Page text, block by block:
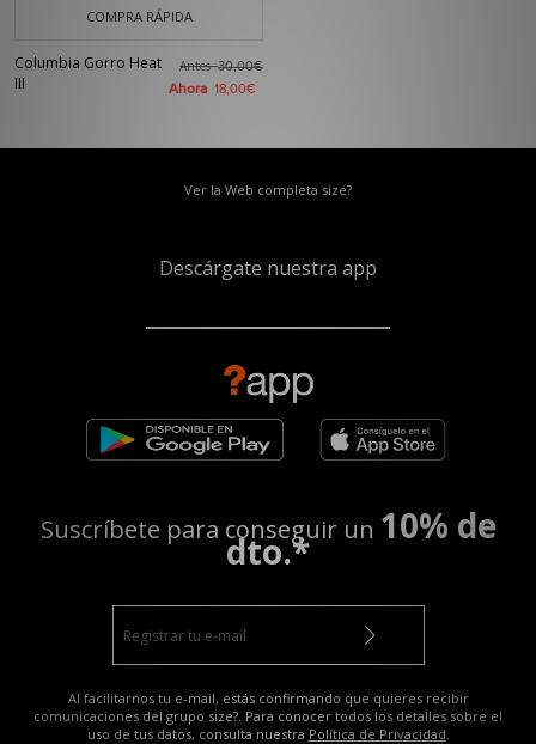
COMPRA RÁPIDA
Columbia Gorro Heat
III
Antes30,00€
Ahora 18,00€
Ver la Web completa size?
Descárgate nuestra app
Suscríbete para conseguir un 10% de
dto.*
Al facilitarnos tu e-mail, estás confirmando que quieres recibir
comunicaciones del grupo size?. Para conocer todos los detalles sobre el
uso de tus datos, consulta nuestra Política de Privacidad.